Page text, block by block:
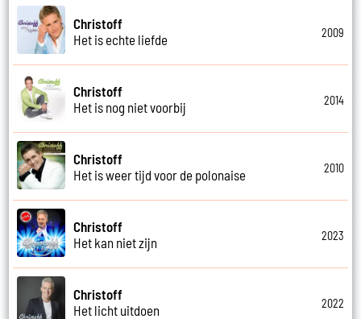
Christoff
Het is echte liefde
2009
Christoff
Het is nog niet voorbij
2014
Christoff
Het is weer tijd voor de polonaise
2010
Christoff
Het kan niet zijn
2023
Christoff
Het licht uitdoen
2022